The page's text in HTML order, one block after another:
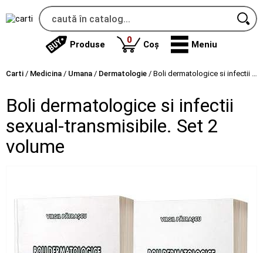
Produse 0produse
Coș Meniu
Carti / Medicina / Umana / Dermatologie / Boli dermatologice si infectii sexual-transmisibile. Set 2 volume
Boli dermatologice si infectii
sexual-transmisibile. Set 2
volume